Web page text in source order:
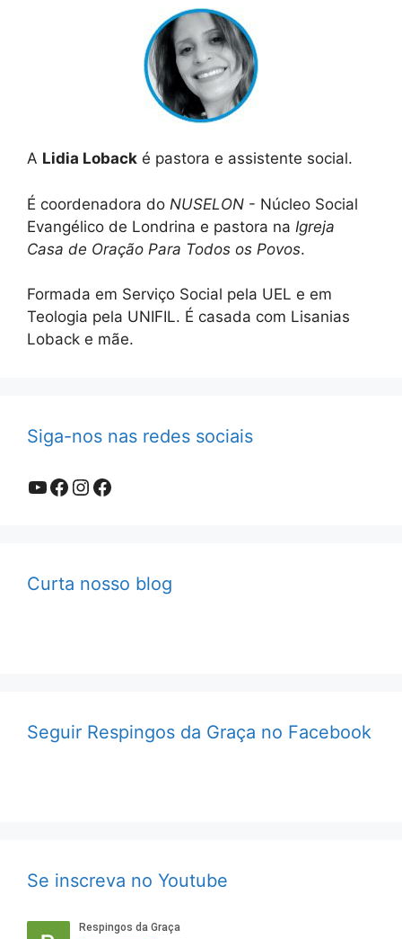
A Lidia Loback é pastora e assistente social.
É coordenadora do NUSELON - Núcleo Social
Evangélico de Londrina e pastora na Igreja
Casa de Oração Para Todos os Povos.
Formada em Serviço Social pela UEL e em
Teologia pela UNIFIL. É casada com Lisanias
Loback e mãe.
Siga-nos nas redes sociais
Youtube
Facebook
Instagram
Facebook
Curta nosso blog
Seguir Respingos da Graça no Facebook
Se inscreva no Youtube